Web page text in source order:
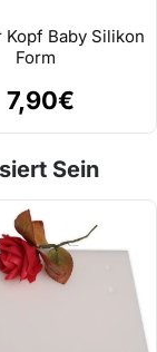
Baby Silikon
Form
7,90€
Sein